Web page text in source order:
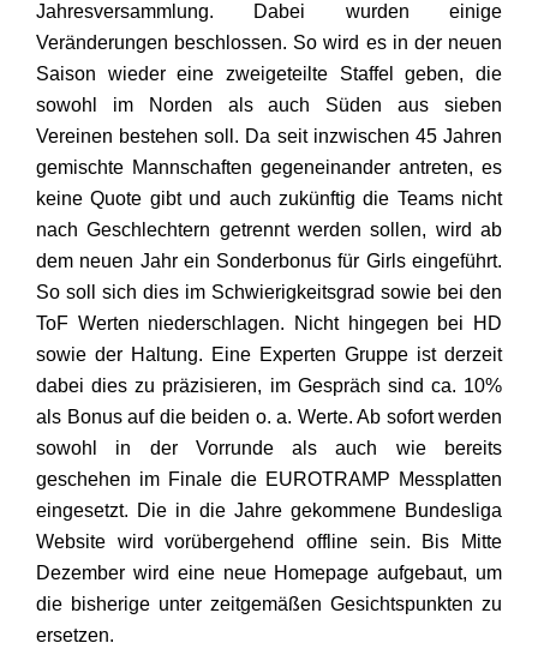
Jahresversammlung. Dabei wurden einige
Veränderungen beschlossen. So wird es in der neuen
Saison wieder eine zweigeteilte Staffel geben, die
sowohl im Norden als auch Süden aus sieben
Vereinen bestehen soll. Da seit inzwischen 45 Jahren
gemischte Mannschaften gegeneinander antreten, es
keine Quote gibt und auch zukünftig die Teams nicht
nach Geschlechtern getrennt werden sollen, wird ab
dem neuen Jahr ein Sonderbonus für Girls eingeführt.
So soll sich dies im Schwierigkeitsgrad sowie bei den
ToF Werten niederschlagen. Nicht hingegen bei HD
sowie der Haltung. Eine Experten Gruppe ist derzeit
dabei dies zu präzisieren, im Gespräch sind ca. 10%
als Bonus auf die beiden o. a. Werte. Ab sofort werden
sowohl in der Vorrunde als auch wie bereits
geschehen im Finale die EUROTRAMP Messplatten
eingesetzt. Die in die Jahre gekommene Bundesliga
Website wird vorübergehend offline sein. Bis Mitte
Dezember wird eine neue Homepage aufgebaut, um
die bisherige unter zeitgemäßen Gesichtspunkten zu
ersetzen.